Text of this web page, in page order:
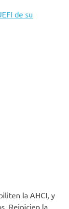
de su
la AHCI, y
Reinicien la